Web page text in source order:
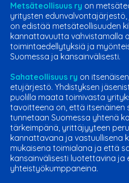
Metsäteollisuus ry on
yritysten
on edistää metsäteollisuuden
kannattavuutta vahvistamalla
toimintaedellytyksiä ja
Suomessa ja kansainvälisesti.
Sahateollisuus ry on
etujärjestö. Yhdistyksen
puolilla maata toimivasta
tavoitteena on, että itsenäinen
tunnetaan Suomessa yhtenä
tärkeimpänä, yrittäjyyteen
kannattavana ja vastuullisena
mukaisena toimialana ja että
kansainvälisesti luotettavina ja
yhteistyökumppaneina.